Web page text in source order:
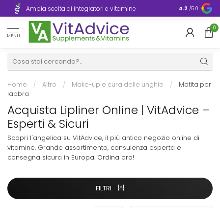
Ampia scelta di integratori e vitamine Consegna
Europa
4.2 /5.0
MENU
0
Home / Altro / Make-up e cura delle unghie /
Matita per
labbra
Acquista Lipliner Online | VitAdvice –
Esperti & Sicuri
Scopri l'angelica su VitAdvice, il più antico negozio online di
vitamine. Grande assortimento, consulenza esperta e
consegna sicura in Europa. Ordina ora!
FILTRI